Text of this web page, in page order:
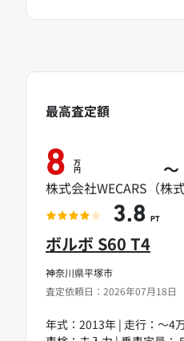
神奈川県平塚市
査定依頼日：2026年07月18日
ボルボ S60 T4
年式：2013年 | 走行：～4
最高査定額
8 万
円 ～
株式会社WECARS（株
3.8 PT